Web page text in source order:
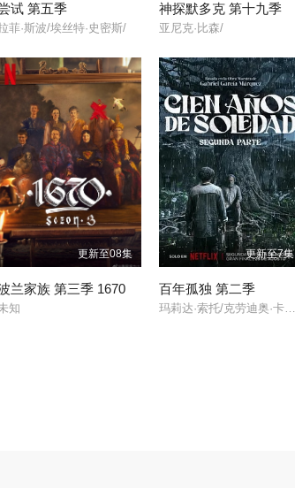
试 第五季
菲·斯波/埃丝特·史密斯/
神探默多克 第十九季
亚尼克·比森/
更新至08集
兰家族 第三季 1670
知
更新至7集
百年孤独 第二季